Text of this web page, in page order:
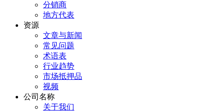
分销商
地方代表
资源
文章与新闻
常见问题
术语表
行业趋势
市场抵押品
视频
公司名称
关于我们